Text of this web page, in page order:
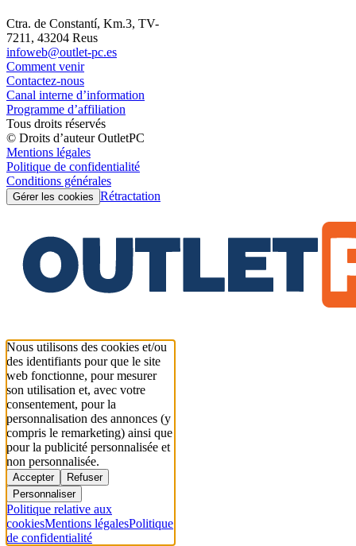
Ctra. de Constantí, Km.3, TV-
7211, 43204 Reus
infoweb@outlet-pc.es
Comment venir
Contactez-nous
Canal interne d’information
Programme d’affiliation
Tous droits réservés
© Droits d’auteur OutletPC
Mentions légales
Politique de confidentialité
Conditions générales
Gérer les cookies Rétractation
Nous utilisons des cookies et/ou
des identifiants pour que le site
web fonctionne, pour mesurer
son utilisation et, avec votre
consentement, pour la
personnalisation des annonces (y
compris le remarketing) ainsi que
pour la publicité personnalisée et
non personnalisée.
Accepter
Refuser
Personnaliser
Politique relative aux
cookiesMentions légalesPolitique
de confidentialité